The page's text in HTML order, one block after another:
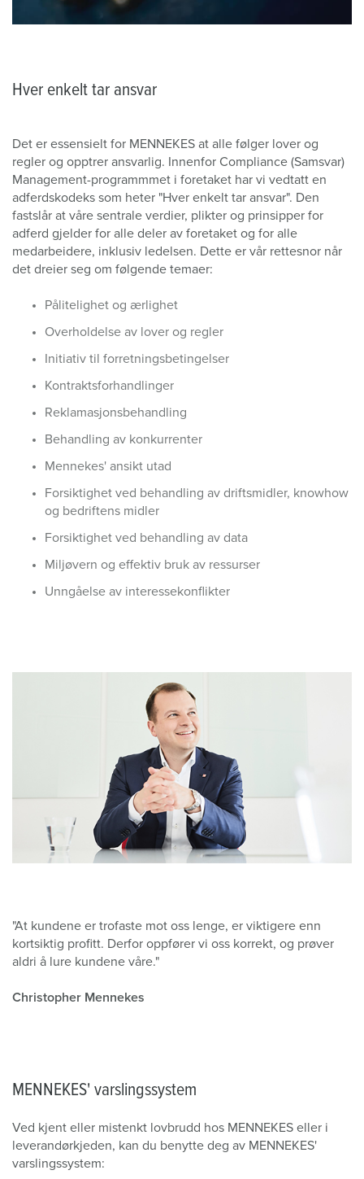
Hver enkelt tar ansvar
Det er essensielt for MENNEKES at alle følger lover og
regler og opptrer ansvarlig. Innenfor Compliance (Samsvar)
Management-programmmet i foretaket har vi vedtatt en
adferdskodeks som heter "Hver enkelt tar ansvar". Den
fastslår at våre sentrale verdier, plikter og prinsipper for
adferd gjelder for alle deler av foretaket og for alle
medarbeidere, inklusiv ledelsen. Dette er vår rettesnor når
det dreier seg om følgende temaer:
Pålitelighet og ærlighet
Overholdelse av lover og regler
Initiativ til forretningsbetingelser
Kontraktsforhandlinger
Reklamasjonsbehandling
Behandling av konkurrenter
Mennekes' ansikt utad
Forsiktighet ved behandling av driftsmidler, knowhow
og bedriftens midler
Forsiktighet ved behandling av data
Miljøvern og effektiv bruk av ressurser
Unngåelse av interessekonflikter
"At kundene er trofaste mot oss lenge, er viktigere enn
kortsiktig profitt. Derfor oppfører vi oss korrekt, og prøver
aldri å lure kundene våre."
Christopher Mennekes
MENNEKES' varslingssystem
Ved kjent eller mistenkt lovbrudd hos MENNEKES eller i
leverandørkjeden, kan du benytte deg av MENNEKES'
varslingssystem: